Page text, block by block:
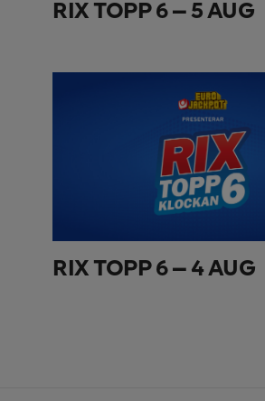
RIX TOPP 6 – 5 AUG
RIX TOPP 6 – 4 AUG